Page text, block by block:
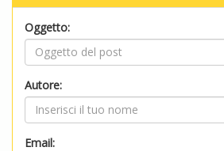
Oggetto:
Autore:
Email: